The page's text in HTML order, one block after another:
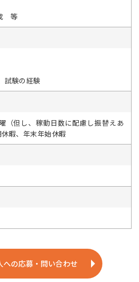
等
試験の経験
（但し、稼動日数に配慮し振替えあ
暇、年末年始休暇
への応募・問い合わせ